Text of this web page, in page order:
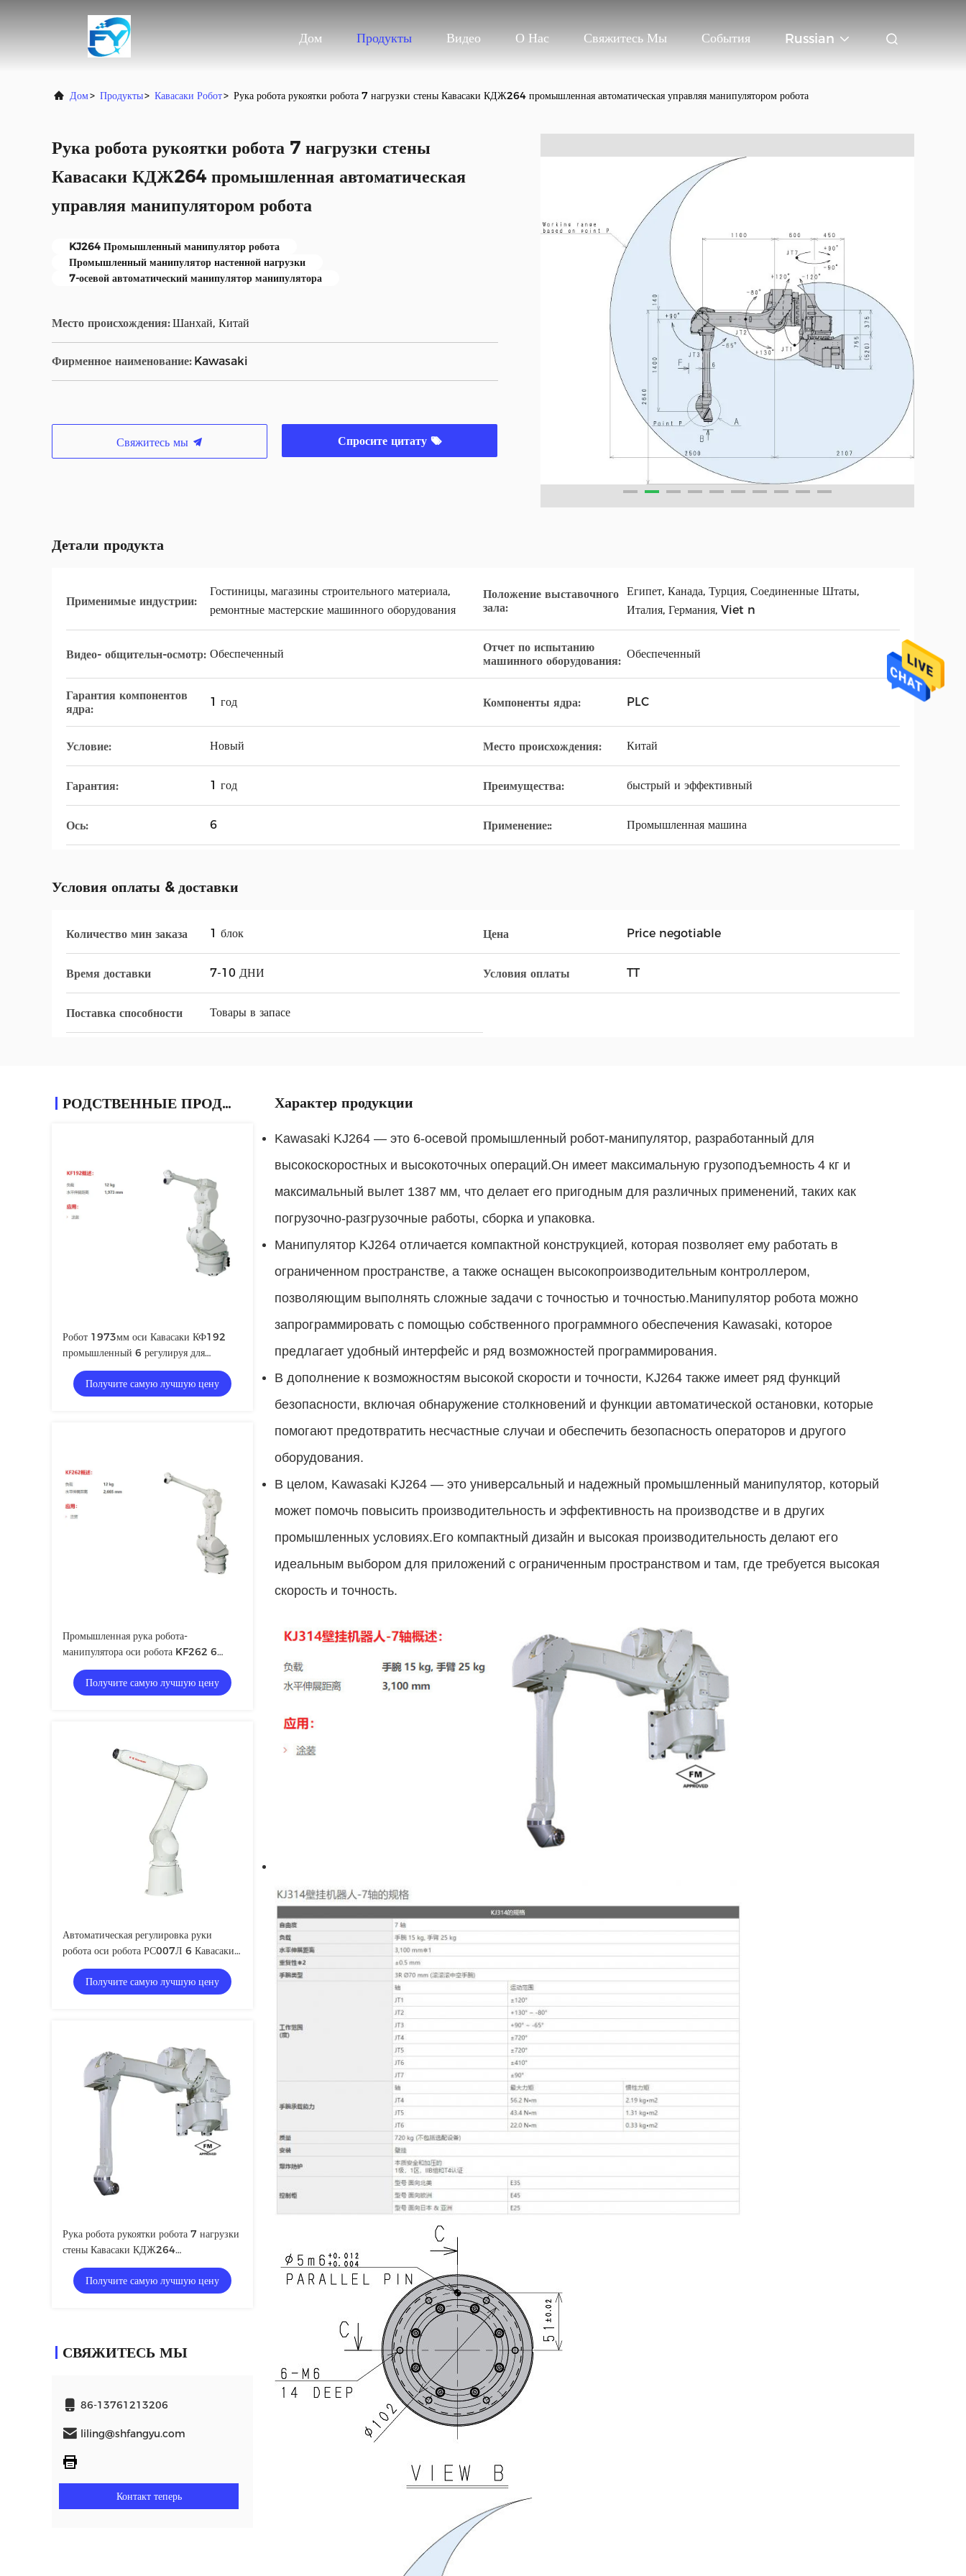
Дом Продукты Видео О Нас Свяжитесь Мы События Russian
Дом> Продукты> Кавасаки Робот> Рука робота рукоятки робота 7 нагрузки стены Кавасаки КДЖ264 промышленная автоматическая управляя манипулятором робота
Рука робота рукоятки робота 7 нагрузки стены
Кавасаки КДЖ264 промышленная автоматическая
управляя манипулятором робота
KJ264 Промышленный манипулятор робота
Промышленный манипулятор настенной нагрузки
7-осевой автоматический манипулятор манипулятора
Место происхождения: Шанхай, Китай
Фирменное наименование: Kawasaki
Свяжитесь мы Спросите цитату
Детали продукта
Применимые индустрии:
Гостиницы, магазины строительного материала,
ремонтные мастерские машинного оборудования
Положение выставочного
зала:
Египет, Канада, Турция, Соединенные Штаты,
Италия, Германия, Viet n
Видео- общительн-осмотр: Обеспеченный
Отчет по испытанию
машинного оборудования:
Обеспеченный
Гарантия компонентов
ядра:
1 год Компоненты ядра: PLC
Условие: Новый Место происхождения: Китай
Гарантия: 1 год Преимущества: быстрый и эффективный
Ось: 6 Применение:: Промышленная машина
Условия оплаты & доставки
Количество мин заказа 1 блок Цена Price negotiable
Время доставки 7-10 ДНИ Условия оплаты TT
Поставка способности Товары в запасе
РОДСТВЕННЫЕ ПРОДУКТЫ
Робот 1973мм оси Кавасаки КФ192
промышленный 6 регулируя для
применения покрытия
Получите самую лучшую цену
Промышленная рука робота-
манипулятора оси робота KF262 6
Кавасаки автоматическая управляя
Получите самую лучшую цену
Автоматическая регулировка руки
робота оси робота РС007Л 6 Кавасаки
промышленной
Получите самую лучшую цену
Рука робота рукоятки робота 7 нагрузки
стены Кавасаки КДЖ264
промышленная автоматическая управляя
манипулятором робота
Получите самую лучшую цену
СВЯЖИТЕСЬ МЫ
86-13761213206
liling@shfangyu.com
Контакт теперь
Характер продукции
Kawasaki KJ264 — это 6-осевой промышленный робот-манипулятор, разработанный для
высокоскоростных и высокоточных операций.Он имеет максимальную грузоподъемность 4 кг и
максимальный вылет 1387 мм, что делает его пригодным для различных применений, таких как
погрузочно-разгрузочные работы, сборка и упаковка.
Манипулятор KJ264 отличается компактной конструкцией, которая позволяет ему работать в
ограниченном пространстве, а также оснащен высокопроизводительным контроллером,
позволяющим выполнять сложные задачи с точностью и точностью.Манипулятор робота можно
запрограммировать с помощью собственного программного обеспечения Kawasaki, которое
предлагает удобный интерфейс и ряд возможностей программирования.
В дополнение к возможностям высокой скорости и точности, KJ264 также имеет ряд функций
безопасности, включая обнаружение столкновений и функции автоматической остановки, которые
помогают предотвратить несчастные случаи и обеспечить безопасность операторов и другого
оборудования.
В целом, Kawasaki KJ264 — это универсальный и надежный промышленный манипулятор, который
может помочь повысить производительность и эффективность на производстве и в других
промышленных условиях.Его компактный дизайн и высокая производительность делают его
идеальным выбором для приложений с ограниченным пространством и там, где требуется высокая
скорость и точность.